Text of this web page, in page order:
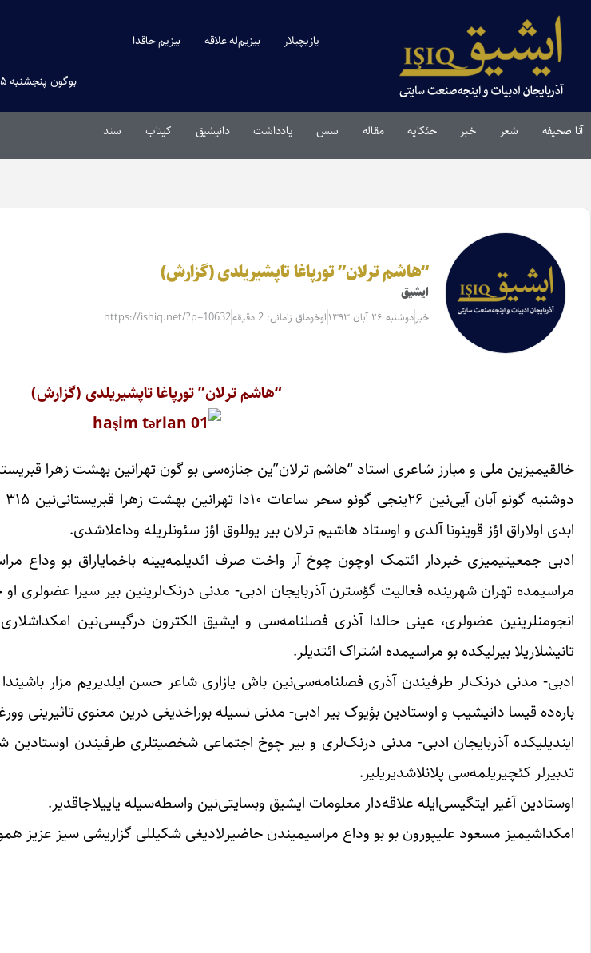
یازیچیلار بیزیم‌له علاقه بیزیم حاقدا
بوگون پنجشنبه ۱۵ مرداد ۱۴۰۵
آنا صحیفه شعر خبر حئکایه مقاله‌ سس یادداشت دانیشیق کیتاب سند
“هاشم ترلان” تورپاغا تاپشیریلدی (گزارش)
ایشیق
خبر دوشنبه ۲۶ آبان ۱۳۹۳ اوخوماق زامانی: 2 دقیقه https://ishiq.net/?p=10632
“هاشم ترلان” تورپاغا تاپشیریلدی (گزارش)
خالقیمیزین ملی و مبارز شاعری استاد “هاشم ترلان”ین جنازه‌سی بو گون تهرانین بهشت زهرا
ابدی اولاراق اؤز قوینونا آلدی و اوستاد هاشیم ترلان بیر یوللوق اؤز سئونلریله وداعلاشدی.
ادبی جمعیتیمیزی خبردار ائتمک اوچون چوخ آز واخت صرف ائدیلمه‌یینه باخمایاراق بو وداع
مراسیمده تهران شهرینده فعالیت گؤسترن آذربایجان ادبی- مدنی درنک‌لرینین بیر سیرا عضولری
انجومنلرینین عضولری، عینی حالدا آذری فصلنامه‌سی و ایشیق الکترون درگیسی‌نین
تانیشلاریلا بیرلیکده بو مراسیمده اشتراک ائتدیلر.
ادبی- مدنی درنک‌لر طرفیندن آذری فصلنامه‌سی‌نین باش یازاری شاعر حسن ایلدیریم مزار باشیندا
باره‌ده قیسا دانیشیب و اوستادین بؤیوک بیر ادبی- مدنی نسیله بوراخدیغی درین معنوی تاثیرینی
ایندیلیکده آذربایجان ادبی- مدنی درنک‌لری و بیر چوخ اجتماعی شخصیتلری طرفیندن
تدبیرلر کئچیریلمه‌سی پلانلاشدیریلیر.
اوستادین آغیر ایتگیسی‌ایله علاقه‌دار معلومات ایشیق وبسایتی‌نین واسطه‌سیله یاییلاجاقدیر.
امکداشیمیز مسعود علیپورون بو بو وداع مراسیمیندن حاضیرلادیغی شکیللی گزاریشی سیز عزیز